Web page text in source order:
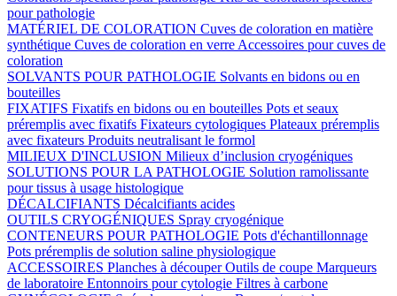
pour pathologie
MATÉRIEL DE COLORATION Cuves de coloration en matière
synthétique Cuves de coloration en verre Accessoires pour cuves de
coloration
SOLVANTS POUR PATHOLOGIE Solvants en bidons ou en
bouteilles
FIXATIFS Fixatifs en bidons ou en bouteilles Pots et seaux
préremplis avec fixatifs Fixateurs cytologiques Plateaux préremplis
avec fixateurs Produits neutralisant le formol
MILIEUX D'INCLUSION Milieux d’inclusion cryogéniques
SOLUTIONS POUR LA PATHOLOGIE Solution ramolissante
pour tissus à usage histologique
DÉCALCIFIANTS Décalcifiants acides
OUTILS CRYOGÉNIQUES Spray cryogénique
CONTENEURS POUR PATHOLOGIE Pots d'échantillonnage
Pots préremplis de solution saline physiologique
ACCESSOIRES Planches à découperOutils de coupe Marqueurs
de laboratoire Entonnoirs pour cytologie Filtres à carbone